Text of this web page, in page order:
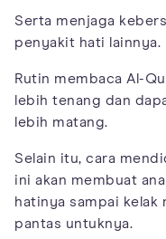
Serta menjaga
penyakit hati lainnya.
Rutin membaca Al-
lebih tenang dan
lebih matang.
Selain itu, cara
ini akan membuat
hatinya sampai kelak
pantas untuknya.